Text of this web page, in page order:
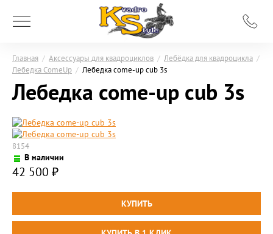
Главная / Аксессуары для квадроциклов / Лебёдка для квадроцикла /
Лебедка ComeUp / Лебедка come-up cub 3s
Лебедка come-up cub 3s
8154
В наличии
42 500 ₽